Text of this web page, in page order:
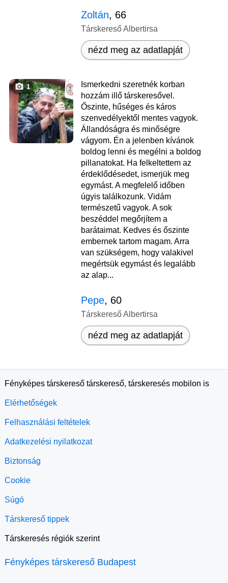
Zoltán, 66
Társkereső Albertirsa
nézd meg az adatlapját
1
Ismerkedni szeretnék korban
hozzám illő társkeresővel.
Őszinte, hűséges és káros
szenvedélyektől mentes vagyok.
Állandóságra és minőségre
vágyom. Én a jelenben kívánok
boldog lenni és megélni a boldog
pillanatokat. Ha felkeltettem az
érdeklődésedet, ismerjük meg
egymást. A megfelelő időben
úgyis találkozunk. Vidám
természetű vagyok. A sok
beszéddel megőrjítem a
barátaimat. Kedves és őszinte
embernek tartom magam. Arra
van szükségem, hogy valakivel
megértsük egymást és legalább
az alap...
Pepe, 60
Társkereső Albertirsa
nézd meg az adatlapját
Fényképes társkereső társkereső, társkeresés mobilon is
Elérhetőségek
Felhasználási feltételek
Adatkezelési nyilatkozat
Biztonság
Cookie
Súgó
Társkereső tippek
Társkeresés régiók szerint
Fényképes társkereső Budapest